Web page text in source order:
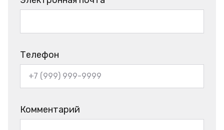
Телефон
Комментарий